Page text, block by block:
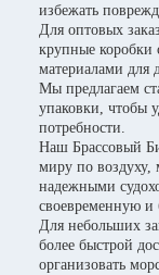
избежать
Для оптовых
крупные
материалами для
Мы предлагаем
упаковки, чтобы
потребности.
Наш Брассовый
миру по
надежными
своевременную и
Для небольших
более быстрой
организовать